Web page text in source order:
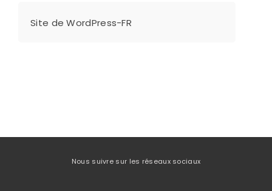
Site de WordPress-FR
Nous suivre sur les réseaux sociaux